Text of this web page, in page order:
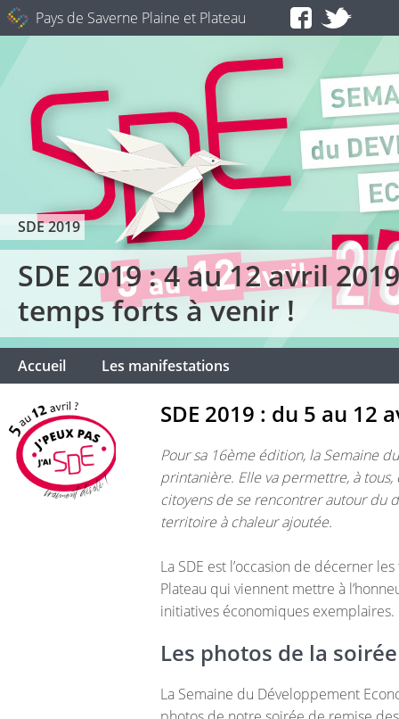
Pays de Saverne Plaine et Plateau
SDE 2019
SDE 2019 : 4 au 12 avril
temps forts à venir !
Accueil Les manifestations
SDE 2019 : du 5 au 12
Pour sa 16ème édition, la Semaine
printanière. Elle va permettre, à
citoyens de se rencontrer autour du
territoire à chaleur ajoutée.
La SDE est l’occasion de décerner
Plateau qui viennent mettre à
initiatives économiques exemplaires.
Les photos de la
La Semaine du Développement